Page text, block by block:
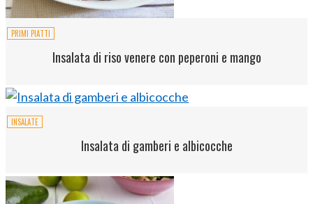
PRIMI PIATTI
Insalata di riso venere con peperoni e mango
INSALATE
Insalata di gamberi e albicocche